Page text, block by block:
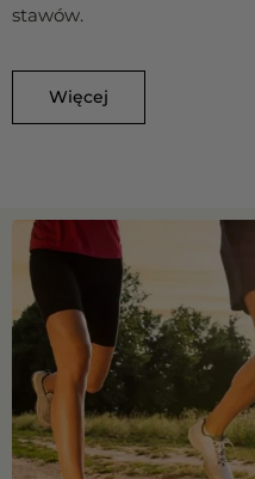
stawów.
Więcej